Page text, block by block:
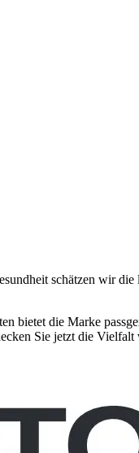
schätzen wir
bietet die Marke
Sie jetzt die Vielfalt